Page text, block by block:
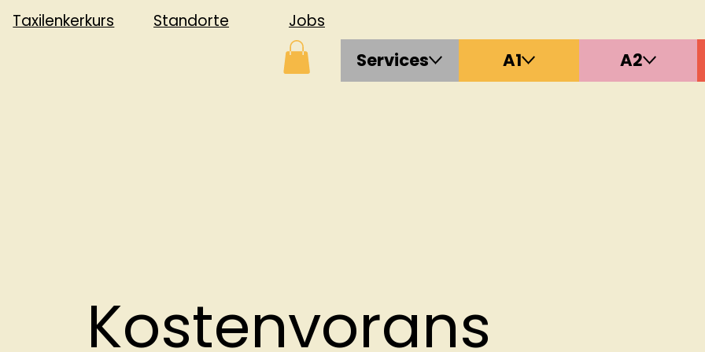
Taxilenkerkurs Standorte Jobs
Services A1 A2
Kostenvorans